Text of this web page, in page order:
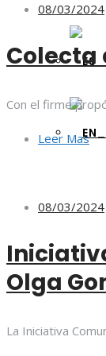
08/03/2024
Colecta
Con el firme
Leer Mas
08/03/2024
Olga
La Iniciativa